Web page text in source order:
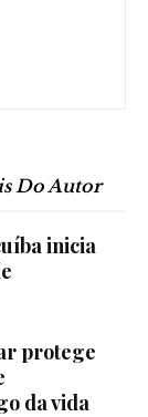
Do Autor
inicia
protege
da vida